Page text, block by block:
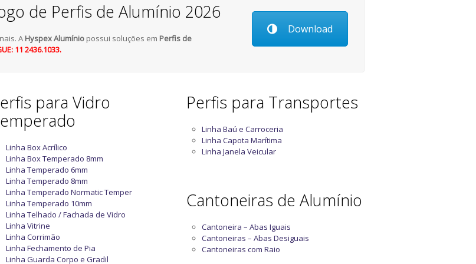
de Perfis de Alumínio 2026
A Hyspex Alumínio possui soluções em Perfis de
11 2436.1033.
Download
para Vidro
Linha Box Acrílico
Linha Box Temperado 8mm
Linha Temperado 6mm
Linha Temperado 8mm
Linha Temperado Normatic Temper
Linha Temperado 10mm
Linha Telhado / Fachada de Vidro
Linha Vitrine
Linha Corrimão
Linha Fechamento de Pia
Linha Guarda Corpo e Gradil
Perfis para Transportes
Linha Baú e Carroceria
Linha Capota Marítima
Linha Janela Veicular
Cantoneiras de Alumínio
Cantoneira – Abas Iguais
Cantoneiras – Abas Desiguais
Cantoneiras com Raio